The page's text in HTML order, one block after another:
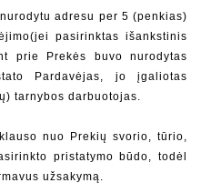
adresu per 5 (penkias)
pasirinktas išankstinis
prie Prekės buvo nurodytas
Pardavėjas, jo įgaliotas
tarnybos darbuotojas.
nuo Prekių svorio, tūrio,
pristatymo būdo, todėl
užsakymą.